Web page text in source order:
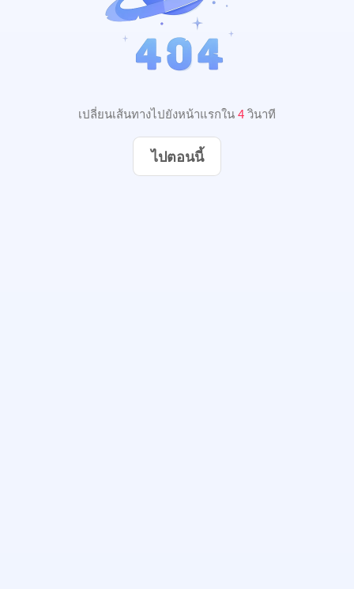
เปลี่ยนเส้นทางไปยังหน้าแรกใน 3 วินาที
ไปตอนนี้